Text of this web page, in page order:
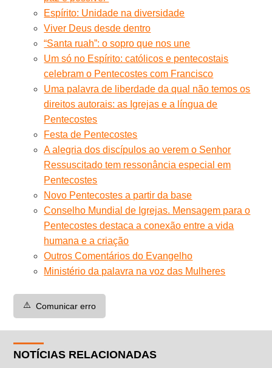
Espírito: Unidade na diversidade
Viver Deus desde dentro
“Santa ruah”: o sopro que nos une
Um só no Espírito: católicos e pentecostais
celebram o Pentecostes com Francisco
Uma palavra de liberdade da qual não temos os
direitos autorais: as Igrejas e a língua de
Pentecostes
Festa de Pentecostes
A alegria dos discípulos ao verem o Senhor
Ressuscitado tem ressonância especial em
Pentecostes
Novo Pentecostes a partir da base
Conselho Mundial de Igrejas. Mensagem para o
Pentecostes destaca a conexão entre a vida
humana e a criação
Outros Comentários do Evangelho
Ministério da palavra na voz das Mulheres
⚠️ Comunicar erro
NOTÍCIAS RELACIONADAS